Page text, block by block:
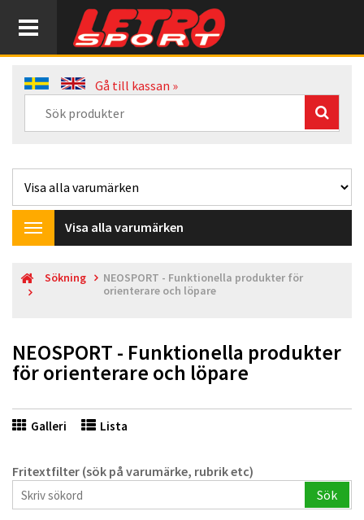
Gå till kassan »
Toggle
navigation
Visa alla varumärken
Sökning
NEOSPORT - Funktionella produkter för
orienterare och löpare
NEOSPORT - Funktionella produkter
för orienterare och löpare
Galleri Lista
Fritextfilter (sök på varumärke, rubrik etc)
Sök